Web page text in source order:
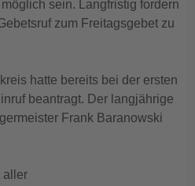
sein. Langfristig fordern
zum Freitagsgebet zu
hatte bereits bei der ersten
beantragt. Der langjährige
Frank Baranowski
aller